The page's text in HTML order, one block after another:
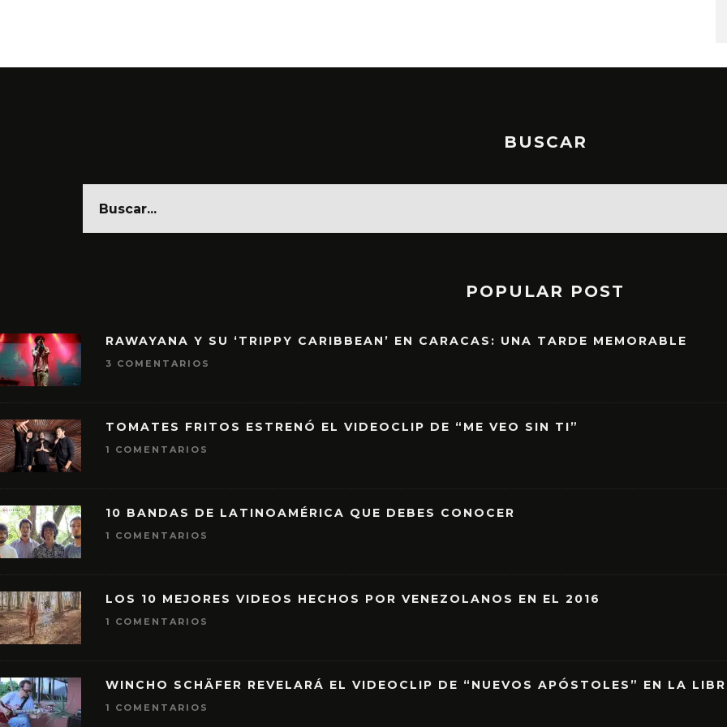
BUSCAR
POPULAR POST
RAWAYANA Y SU ‘TRIPPY CARIBBEAN’ EN CARACAS: UNA TARDE MEMORABLE
3 COMENTARIOS
TOMATES FRITOS ESTRENÓ EL VIDEOCLIP DE “ME VEO SIN TI”
1 COMENTARIOS
10 BANDAS DE LATINOAMÉRICA QUE DEBES CONOCER
1 COMENTARIOS
LOS 10 MEJORES VIDEOS HECHOS POR VENEZOLANOS EN EL 2016
1 COMENTARIOS
WINCHO SCHÄFER REVELARÁ EL VIDEOCLIP DE “NUEVOS APÓSTOLES” EN LA
1 COMENTARIOS